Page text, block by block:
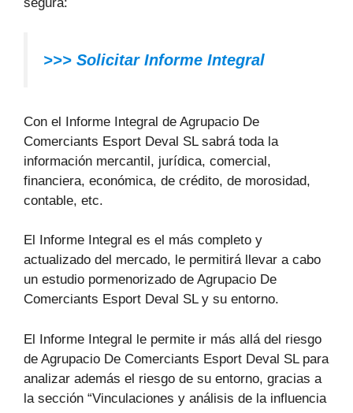
>>> Solicitar Informe Integral
Con el Informe Integral de Agrupacio De
Comerciants Esport Deval SL sabrá toda la
información mercantil, jurídica, comercial,
financiera, económica, de crédito, de morosidad,
contable, etc.
El Informe Integral es el más completo y
actualizado del mercado, le permitirá llevar a cabo
un estudio pormenorizado de Agrupacio De
Comerciants Esport Deval SL y su entorno.
El Informe Integral le permite ir más allá del riesgo
de Agrupacio De Comerciants Esport Deval SL para
analizar además el riesgo de su entorno, gracias a
la sección “Vinculaciones y análisis de la influencia